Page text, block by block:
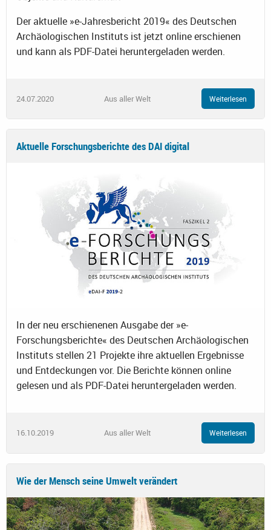
Der aktuelle »e-Jahresbericht 2019« des Deutschen
Archäologischen Instituts ist jetzt online erschienen
und kann als PDF-Datei heruntergeladen werden.
24.07.2020 Aus aller Welt Weiterlesen
Aktuelle Forschungsberichte des DAI digital
In der neu erschienenen Ausgabe der »e-
Forschungsberichte« des Deutschen Archäologischen
Instituts stellen 21 Projekte ihre aktuellen Ergebnisse
und Entdeckungen vor. Die Berichte können online
gelesen und als PDF-Datei heruntergeladen werden.
16.10.2019 Aus aller Welt Weiterlesen
Wie der Mensch seine Umwelt verändert